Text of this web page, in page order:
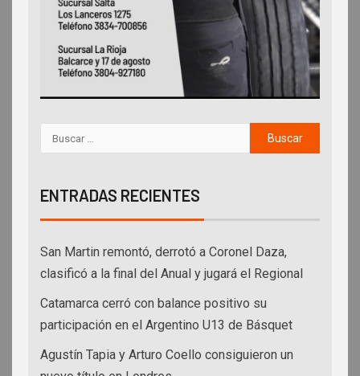
ENTRADAS RECIENTES
San Martin remontó, derrotó a Coronel Daza,
clasificó a la final del Anual y jugará el Regional
Catamarca cerró con balance positivo su
participación en el Argentino U13 de Básquet
Agustín Tapia y Arturo Coello consiguieron un